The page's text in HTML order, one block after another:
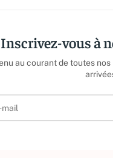
Inscrivez-vous à
au courant de toutes